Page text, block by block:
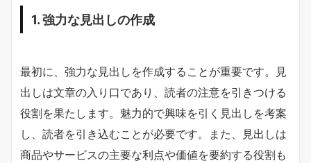
1. 強力な見出しの作成
最初に、強力な見出しを作成することが重要です。見
出しは文章の入り口であり、読者の注意を引きつける
役割を果たします。魅力的で興味を引く見出しを考案
し、読者を引き込むことが必要です。また、見出しは
商品やサービスの主要な利点や価値を要約する役割も